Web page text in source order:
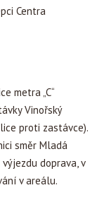
Centra
metra „C“
Vinořský
proti zastávce).
směr Mladá
doprava, v
v areálu.